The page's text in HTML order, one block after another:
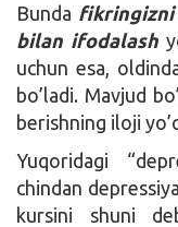
Bunda fikringizni
bilan ifodalash
uchun esa,
bo’ladi. Mavjud
berishning iloji
Yuqoridagi
chindan
kursini shuni